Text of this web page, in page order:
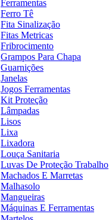
Ferramentas
Ferro Tê
Fita Sinalização
Fitas Metricas
Fribrocimento
Grampos Para Chapa
Guarnições
Janelas
Jogos Ferramentas
Kit Proteção
Lâmpadas
Lisos
Lixa
Lixadora
Louça Sanitaria
Luvas De Proteção Trabalho
Machados E Marretas
Malhasolo
Mangueiras
Máquinas E Ferramentas